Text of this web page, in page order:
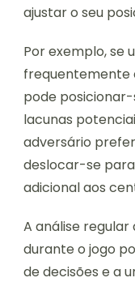
ajustar o seu
Por exemplo, se
frequentemente
pode
lacunas
adversário
deslocar-se
adicional aos
A análise
durante o jogo
de decisões e a